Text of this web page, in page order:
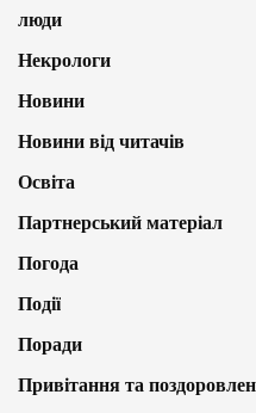
люди
Некрологи
Новини
Новини від читачів
Освіта
Партнерський матеріал
Погода
Події
Поради
Привітання та